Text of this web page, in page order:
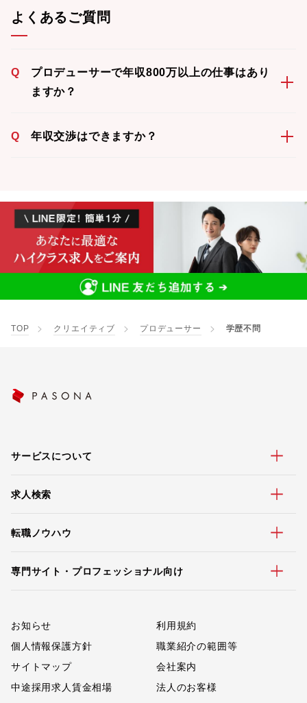
よくあるご質問
Q
プロデューサーで年収800万以上の仕事はあり
ますか？
Q 年収交渉はできますか？
TOP クリエイティブ プロデューサー 学歴不問
サービスについて
求人検索
転職ノウハウ
専門サイト・プロフェッショナル向け
お知らせ
利用規約
個人情報保護方針
職業紹介の範囲等
サイトマップ
会社案内
中途採用求人賃金相場
法人のお客様